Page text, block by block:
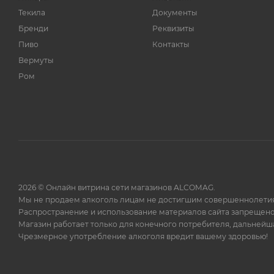
CEDC International Sp. z
o.o oddzial Polmos
Bialystok
5
COGNAC FERRAND
Текила
Бренди
Пиво
Вермуты
Ром
Документы
Реквизиты
Контакты
2026 © Онлайн витрина сети магазинов ALCOMAG.
Мы не продаем алкоголь лицам не достигшим
Распространение и использование материалов сайта
Магазин работает только для конечного потребителя,
Чрезмерное употребление алкоголя вредит вашему здоровью!